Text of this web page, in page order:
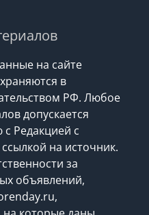
на сайте
в
РФ. Любое
допускается
Редакцией с
на источник.
за
объявлений,